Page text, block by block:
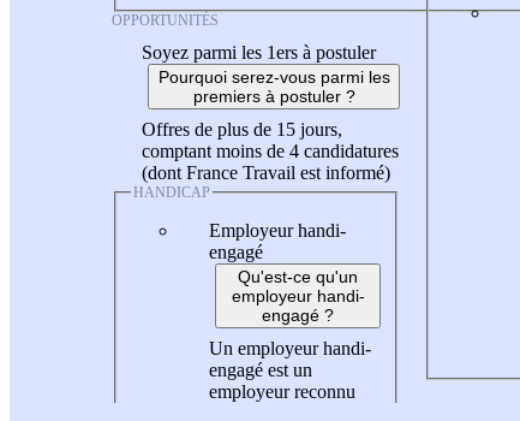
OPPORTUNITÉS
Soyez parmi les 1ers à postuler
Pourquoi serez-vous parmi les
premiers à postuler ?
Offres de plus de 15 jours,
comptant moins de 4 candidatures
(dont France Travail est informé)
HANDICAP
Employeur handi-
engagé
Qu'est-ce qu'un
employeur handi-
engagé ?
Un employeur handi-
engagé est un
employeur reconnu